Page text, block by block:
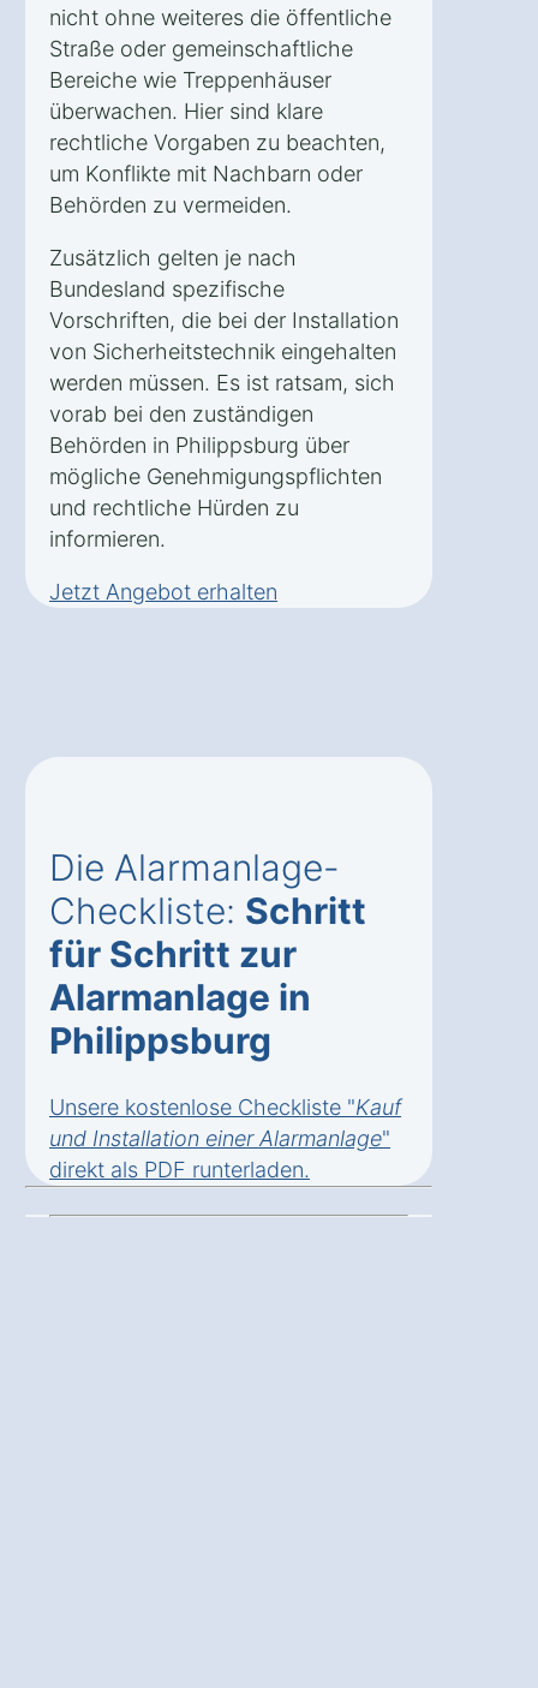
nicht ohne weiteres die öffentliche
Straße oder gemeinschaftliche
Bereiche wie Treppenhäuser
überwachen. Hier sind klare
rechtliche Vorgaben zu beachten,
um Konflikte mit Nachbarn oder
Behörden zu vermeiden.
Zusätzlich gelten je nach
Bundesland spezifische
Vorschriften, die bei der Installation
von Sicherheitstechnik eingehalten
werden müssen. Es ist ratsam, sich
vorab bei den zuständigen
Behörden in Philippsburg über
mögliche Genehmigungspflichten
und rechtliche Hürden zu
informieren.
Jetzt Angebot erhalten
Die Alarmanlage-
Checkliste: Schritt
für Schritt zur
Alarmanlage in
Philippsburg
Unsere kostenlose Checkliste "Kauf
und Installation einer Alarmanlage"
direkt als PDF runterladen.